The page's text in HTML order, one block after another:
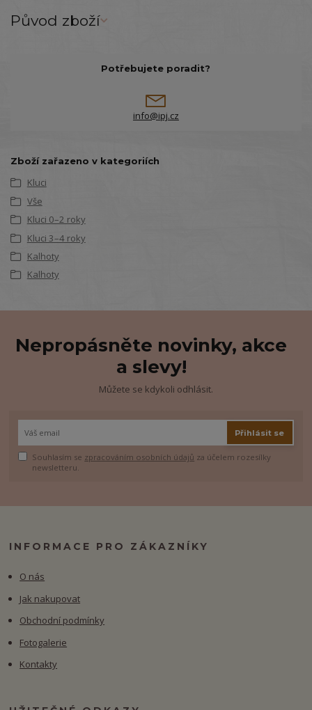
Původ zboží
Potřebujete poradit?
info@ipj.cz
Zboží zařazeno v kategoriích
Kluci
Vše
Kluci 0–2 roky
Kluci 3–4 roky
Kalhoty
Kalhoty
Nepropásněte novinky, akce
a slevy!
Můžete se kdykoli odhlásit.
Přihlásit se
Souhlasím se zpracováním osobních údajů za účelem rozesílky
newsletteru.
INFORMACE PRO ZÁKAZNÍKY
O nás
Jak nakupovat
Obchodní podmínky
Fotogalerie
Kontakty